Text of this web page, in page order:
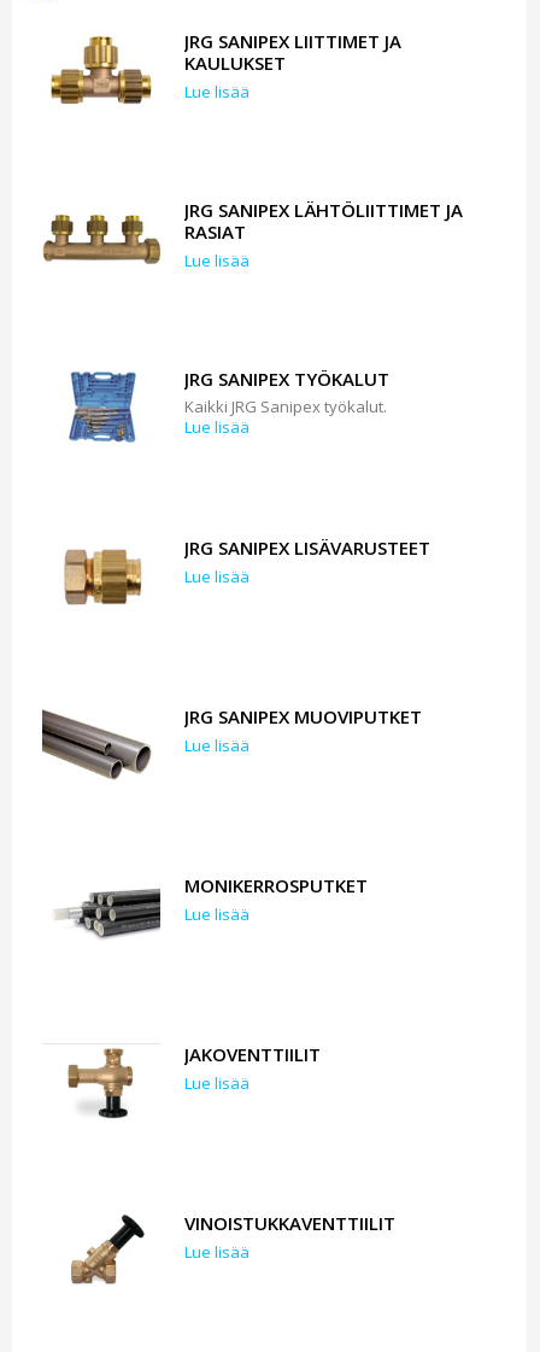
JRG SANIPEX LIITTIMET JA
KAULUKSET
Lue lisää
JRG SANIPEX LÄHTÖLIITTIMET JA
RASIAT
Lue lisää
JRG SANIPEX TYÖKALUT
Kaikki JRG Sanipex työkalut.
Lue lisää
JRG SANIPEX LISÄVARUSTEET
Lue lisää
JRG SANIPEX MUOVIPUTKET
Lue lisää
MONIKERROSPUTKET
Lue lisää
JAKOVENTTIILIT
Lue lisää
VINOISTUKKAVENTTIILIT
Lue lisää